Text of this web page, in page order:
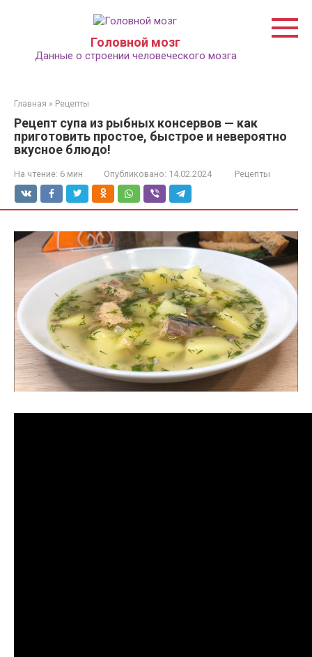
Головной мозг
Данные о строении человеческого мозга
Главная » Рецепты
Рецепт супа из рыбных консервов — как
приготовить простое, быстрое и невероятно
вкусное блюдо!
На чтение: 6 мин Опубликовано: 14.02.2024 Рецепты